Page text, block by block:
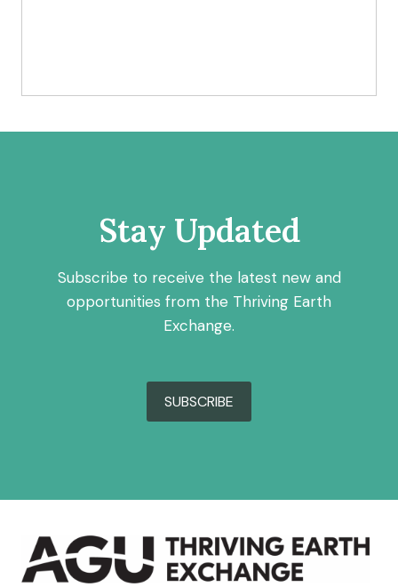
Stay Updated
Subscribe to receive the latest new and
opportunities from the Thriving Earth
Exchange.
SUBSCRIBE